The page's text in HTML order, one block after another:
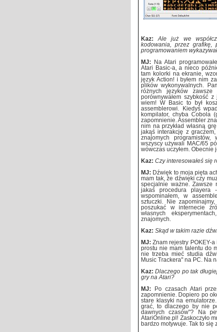
Kaz:Ale już we
kodowania, przez grafikę,
programowaniem
MJ:
Na Atari
Atari Basic-a, a nieco
tam kolorki na ekranie,
język Action! i byłem nim
plików wykonywalnych.
różnych języków
porównywałem szybkość
wiem! W Basic to był
assemblerowi. Kiedyś
kompilator, chyba Cobola
zapomnienie. Assembler
nim na przykład własną
jakąś interakcję z
znajomych
wszyscy używali MAC/65
wówczas uczyłem. Obecnie
Kaz: Czy interesowałeś się
MJ: Dźwięk to moja pięta
mam tak, że dźwięki czy
specjalnie ważne. Zawsze
jakaś procedura
wspominałem, w
sztuczki. Nie
poszukać w internecie
własnych
znajomych.
Kaz: Skąd w takim razie
MJ:Znam rejestry POKEY-
prostu nie mam talentu do
nie trzeba mieć studia
Music Trackera" na PC. Na
Kaz:Dlaczego po tak
gry na Atari?
MJ:
Po czasach Atari
zapomnienie. Dopiero po
stare klasyki na
grać, to dlaczego by nie
dawnych czasów"? Na
AtariOnline.pl! Zaskoczyło
bardzo motywuje. Tak to się